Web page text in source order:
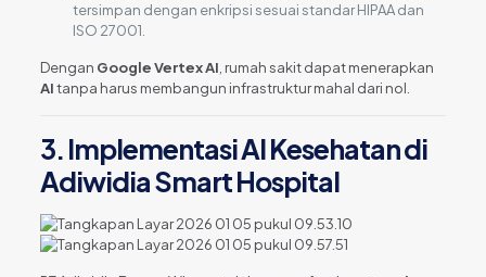
tersimpan dengan enkripsi sesuai standar HIPAA dan
ISO 27001.
Dengan Google Vertex AI , rumah sakit dapat menerapkan
AItanpa harus membangun infrastruktur mahal dari nol.
3. Implementasi AI Kesehatan di
Adiwidia Smart Hospital